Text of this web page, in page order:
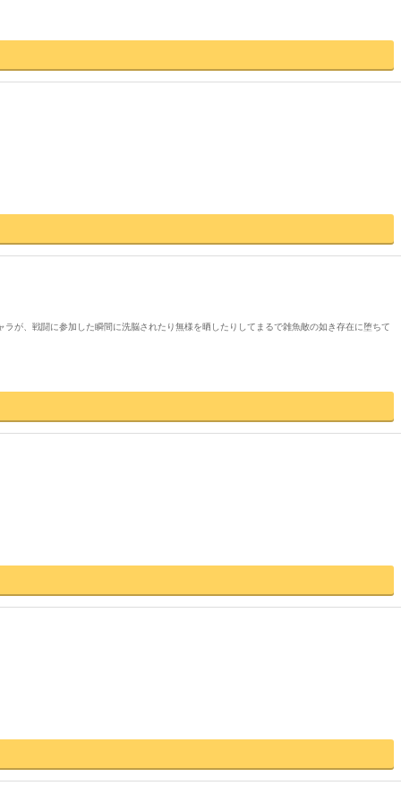
が、戦闘に参加した瞬間に洗脳されたり無様を晒したりしてまるで雑魚敵の如き存在に堕ちて